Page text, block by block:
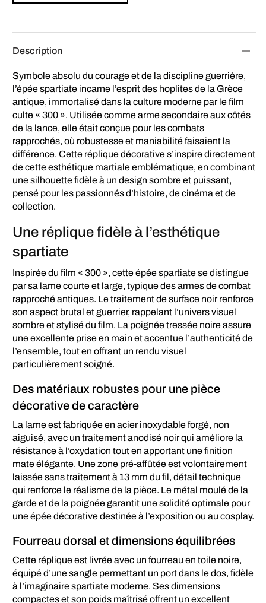
Description
Symbole absolu du courage et de la discipline guerrière,
l’épée spartiate incarne l’esprit des hoplites de la Grèce
antique, immortalisé dans la culture moderne par le film
culte « 300 ». Utilisée comme arme secondaire aux côtés
de la lance, elle était conçue pour les combats
rapprochés, où robustesse et maniabilité faisaient la
différence. Cette réplique décorative s’inspire directement
de cette esthétique martiale emblématique, en combinant
une silhouette fidèle à un design sombre et puissant,
pensé pour les passionnés d’histoire, de cinéma et de
collection.
Une réplique fidèle à l’esthétique
spartiate
Inspirée du film « 300 », cette épée spartiate se distingue
par sa lame courte et large, typique des armes de combat
rapproché antiques. Le traitement de surface noir renforce
son aspect brutal et guerrier, rappelant l’univers visuel
sombre et stylisé du film. La poignée tressée noire assure
une excellente prise en main et accentue l’authenticité de
l’ensemble, tout en offrant un rendu visuel
particulièrement soigné.
Des matériaux robustes pour une pièce
décorative de caractère
La lame est fabriquée en acier inoxydable forgé, non
aiguisé, avec un traitement anodisé noir qui améliore la
résistance à l’oxydation tout en apportant une finition
mate élégante. Une zone pré-affûtée est volontairement
laissée sans traitement à 13 mm du fil, détail technique
qui renforce le réalisme de la pièce. Le métal moulé de la
garde et de la poignée garantit une solidité optimale pour
une épée décorative destinée à l’exposition ou au cosplay.
Fourreau dorsal et dimensions équilibrées
Cette réplique est livrée avec un fourreau en toile noire,
équipé d’une sangle permettant un port dans le dos, fidèle
à l’imaginaire spartiate moderne. Ses dimensions
compactes et son poids maîtrisé offrent un excellent